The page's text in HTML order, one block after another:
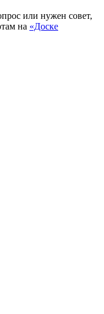
или нужен совет,
на «Доске